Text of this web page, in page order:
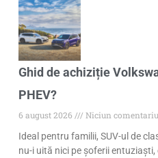
Ghid de achiziție
PHEV?
6 august 2026
Niciun comentariu
Ideal pentru familii, SUV-ul de
nu-i uită nici pe șoferii